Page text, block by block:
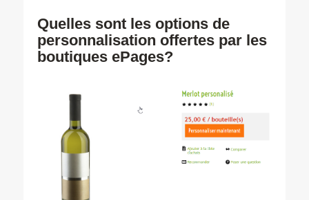
Quelles sont les options de
personnalisation offertes par les
boutiques ePages?